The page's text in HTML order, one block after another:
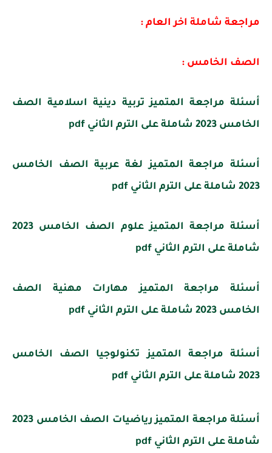
مراجعة شاملة اخر العام :
الصف الخامس :
أسئلة مراجعة المتميز تربية دينية اسلامية الصف
الخامس 2023 شاملة على الترم الثاني pdf
أسئلة مراجعة المتميز لغة عربية الصف الخامس
2023 شاملة على الترم الثاني pdf
أسئلة مراجعة المتميز علوم الصف الخامس 2023
شاملة على الترم الثاني pdf
أسئلة مراجعة المتميز مهارات مهنية الصف
الخامس 2023 شاملة على الترم الثاني pdf
أسئلة مراجعة المتميز تكنولوجيا الصف الخامس
2023 شاملة على الترم الثاني pdf
أسئلة مراجعة المتميز رياضيات الصف الخامس 2023
شاملة على الترم الثاني pdf